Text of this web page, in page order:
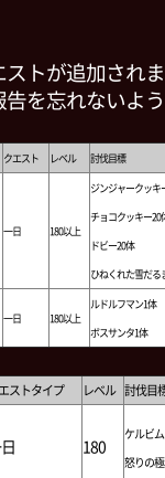
トが追加され
を忘れないよ
クエスト レベル 討伐目標
一日 180以上
ジンジャークッキ
チョコクッキー20
ドビー20体
ひねくれた雪だる
一日 180以上
ルドルフマン1体
ボスサンタ1体
ストタイプ レベル 討伐目
180
ケルビ
怒りの